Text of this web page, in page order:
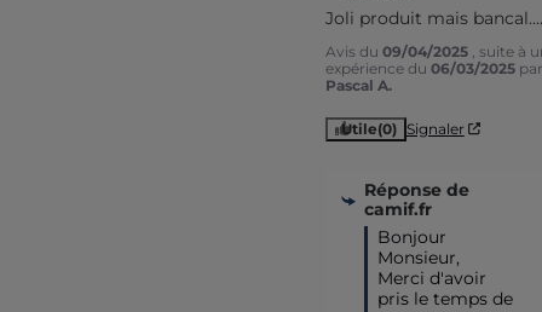
Joli produit mais bancal....
Avis du 09/04/2025
, suite à
expérience du 06/03/2025 par
Pascal A.
Utile(0) Signaler
Réponse de
camif.fr
Bonjour
Monsieur,
Merci d'avoir
pris le temps de